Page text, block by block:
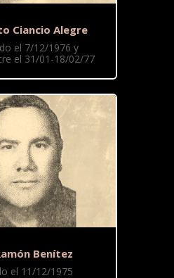
Ciancio Alegre
el 7/12/1976 y
el 31/01-18/02/77
Benítez
el 11/12/1975